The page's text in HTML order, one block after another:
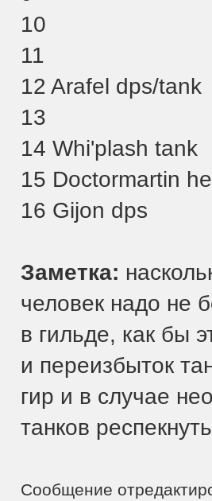
10
11
12 Arafel dps/tank
13
14 Whi'plash tank
15 Doctormartin
16 Gijon dps
Заметка:
человек надо не
в гильде, как бы
и переизбыток
гир и в случае
танков
Сообщение